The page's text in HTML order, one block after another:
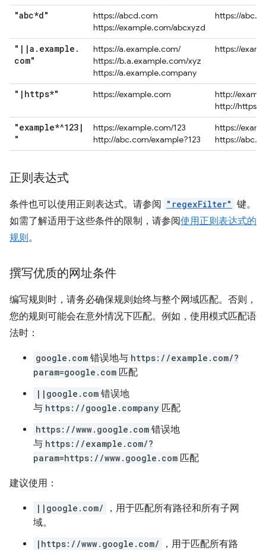
"abc*d"
https://abcd.com
https://example.com/abcxyzd
https://
" | |a . example .
com"
https://a.example.com/
https://b.a.example.com/xyz
https://a.example.company
https://
" | https*" https://example.com
http://
http://
"example*^123 |
"
https://example.com/123
http://abc.com/example?123
https://
https://
正则表达式
条件也可以使用正则表达式。请参阅 "regexFilter" 键。
如需了解适用于这些条件的限制，请参阅使用正则表达式的
规则。
撰写优质的网址条件
编写规则时，请务必确保规则始终与整个网域匹配。否则，
您的规则可能会在意外情况下匹配。例如，使用模式匹配语
法时：
google.com 错误地与 https://example.com/?
param=google.com 匹配
||google.com 错误地
与 https://google.company 匹配
https://www.google.com 错误地
与 https://example.com/?
param=https://www.google.com 匹配
建议使用：
||google.com/
，用于匹配所有路径和所有子网
域。
|https://www.google.com/
，用于匹配所有路